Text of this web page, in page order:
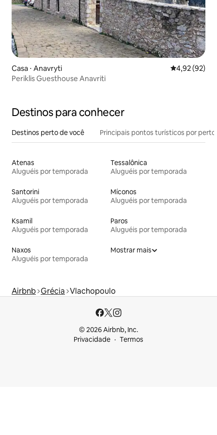
Casa ⋅ Anavryti 4,92 de uma
4,92 (92)
Periklis Guesthouse Anavriti
Destinos para conhecer
Destinos perto de você Principais pontos turísticos por perto
Atenas
Aluguéis por temporada
Tessalônica
Aluguéis por temporada
Santorini
Aluguéis por temporada
Míconos
Aluguéis por temporada
Ksamil
Aluguéis por temporada
Paros
Aluguéis por temporada
Naxos
Aluguéis por temporada
Mostrar mais
Airbnb Grécia Vlachopoulo
© 2026 Airbnb, Inc.
Privacidade
Termos